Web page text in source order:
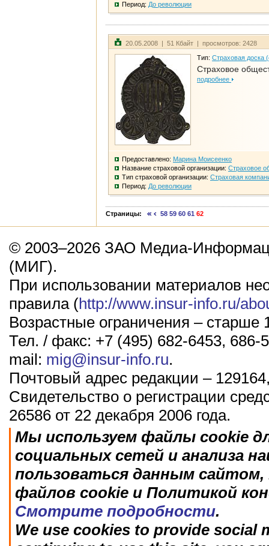
Период: До революции
20.05.2008 | 51 Кбайт | просмотров: 2428
Тип: Страховая доска
Страховое
подробнее
Предоставлено: Марина Моисеенко
Название страховой организации: Страховое
Тип страховой организации: Страховая
Период: До революции
Страницы: 58 59 60 61 62
© 2003–2026 ЗАО Медиа-
(МИГ).
При использовании материалов
правила (http://www.insur-info.ru/
Возрастные ограничения – старше
Тел. / факс: +7 (495) 682-6453, 686-
mail: mig@insur-info.ru.
Почтовый адрес редакции –
Свидетельство о регистрации
26586 от 22 декабря 2006 года.
Мы используем файлы cookie
социальных сетей и анализа
пользоваться данным
файлов cookie и Политикой
Смотрите подробности.
We use cookies to provide social